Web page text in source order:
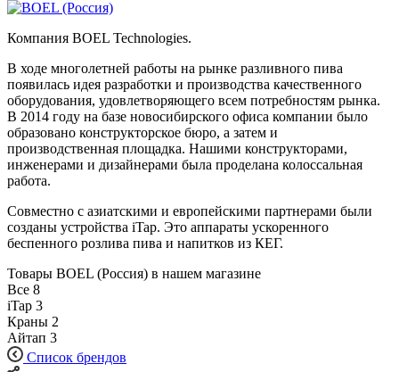
Компания BOEL Technologies.
В ходе многолетней работы на рынке разливного пива
появилась идея разработки и производства качественного
оборудования, удовлетворяющего всем потребностям рынка.
В 2014 году на базе новосибирского офиса компании было
образовано конструкторское бюро, а затем и
производственная площадка. Нашими конструкторами,
инженерами и дизайнерами была проделана колоссальная
работа.
Совместно с азиатскими и европейскими партнерами были
созданы устройства iTap. Это аппараты ускоренного
беспенного розлива пива и напитков из КЕГ.
Товары BOEL (Россия) в нашем магазине
Все 8
iTap 3
Краны 2
Айтап 3
Список брендов